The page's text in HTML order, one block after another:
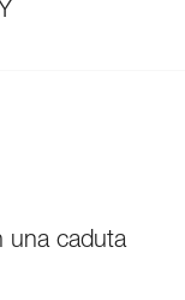
una caduta